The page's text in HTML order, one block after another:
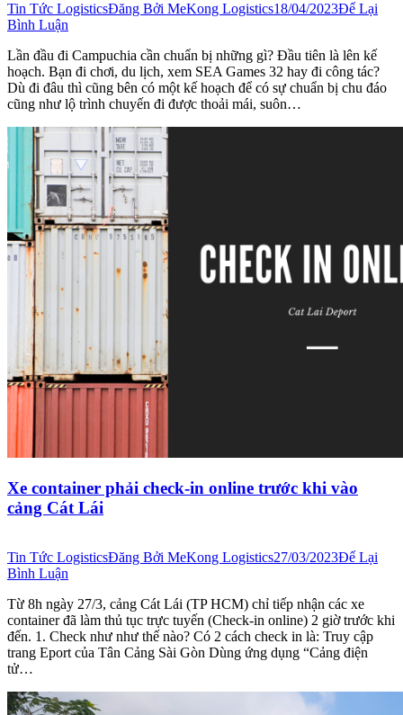
Tin Tức LogisticsĐăng Bởi MeKong Logistics18/04/2023Để Lại
Bình Luận
Lần đầu đi Campuchia cần chuẩn bị những gì? Đầu tiên là lên kế
hoạch. Bạn đi chơi, du lịch, xem SEA Games 32 hay đi công tác?
Dù đi đâu thì cũng bên có một kế hoạch để có sự chuẩn bị chu đáo
cũng như lộ trình chuyến đi được thoải mái, suôn…
Xe container phải check-in online trước khi vào
cảng Cát Lái
Tin Tức LogisticsĐăng Bởi MeKong Logistics27/03/2023Để Lại
Bình Luận
Từ 8h ngày 27/3, cảng Cát Lái (TP HCM) chỉ tiếp nhận các xe
container đã làm thủ tục trực tuyến (Check-in online) 2 giờ trước khi
đến. 1. Check như như thế nào? Có 2 cách check in là: Truy cập
trang Eport của Tân Cảng Sài Gòn Dùng ứng dụng “Cảng điện
tử…